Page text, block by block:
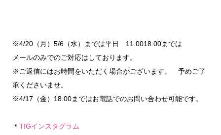
※4/20（月）5/6（水）までは平日 11:0018:00までは
メールのみでのご対応はしております。
※ご返信にはお時間をいただく場合がございます。 予めご了
承くださいませ。
※4/17（金）18:00まではお電話でのお問い合わせ可能です。
＊ TIGインスタグラム